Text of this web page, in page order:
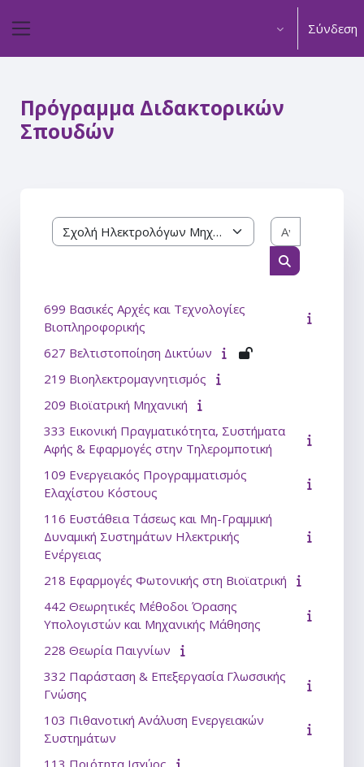
Σύνδεση
Πρόγραμμα Διδακτορικών
Σπουδών
Κατηγορίες μαθημάτων
Αναζήτηση
699 Βασικές Αρχές και Τεχνολογίες
Βιοπληροφορικής
627 Βελτιστοποίηση Δικτύων
219 Βιοηλεκτρομαγνητισμός
209 Βιοϊατρική Μηχανική
333 Εικονική Πραγματικότητα, Συστήματα
Αφής & Εφαρμογές στην Τηλερομποτική
109 Ενεργειακός Προγραμματισμός
Ελαχίστου Κόστους
116 Ευστάθεια Τάσεως και Μη-Γραμμική
Δυναμική Συστημάτων Ηλεκτρικής
Ενέργειας
218 Εφαρμογές Φωτονικής στη Βιοϊατρική
442 Θεωρητικές Μέθοδοι Όρασης
Υπολογιστών και Μηχανικής Μάθησης
228 Θεωρία Παιγνίων
332 Παράσταση & Επεξεργασία Γλωσσικής
Γνώσης
103 Πιθανοτική Ανάλυση Ενεργειακών
Συστημάτων
113 Ποιότητα Ισχύος